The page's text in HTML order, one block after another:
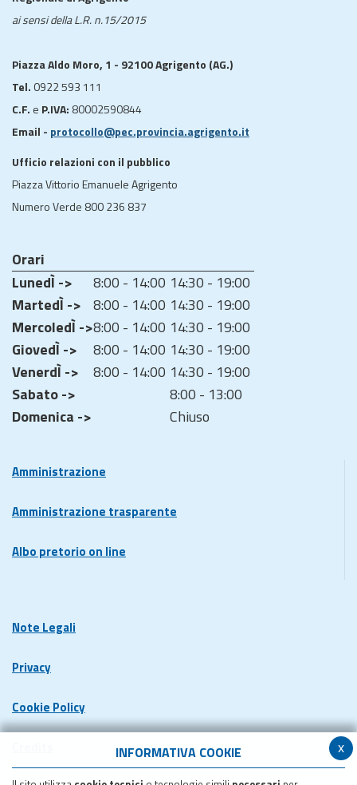
x
INFORMATIVA COOKIE
ai sensi della L.R. n.15/2015
Piazza Aldo Moro, 1 - 92100 Agrigento (AG.)
Tel. 0922 593 111
C.F. e P.IVA: 80002590844
Email - protocollo@pec.provincia.agrigento.it
Ufficio relazioni con il pubblico
Piazza Vittorio Emanuele Agrigento
Numero Verde 800 236 837
Orari
LunedÌ ->
8:00 - 14:00 14:30 - 19:00
MartedÌ -> 8:00 - 14:00 14:30 - 19:00
MercoledÌ ->8:00 - 14:00 14:30 - 19:00
GiovedÌ ->
8:00 - 14:00 14:30 - 19:00
VenerdÌ ->
8:00 - 14:00 14:30 - 19:00
Sabato ->
8:00 - 13:00
Domenica ->
Chiuso
Amministrazione
Amministrazione trasparente
Albo pretorio on line
Note Legali
Privacy
Cookie Policy